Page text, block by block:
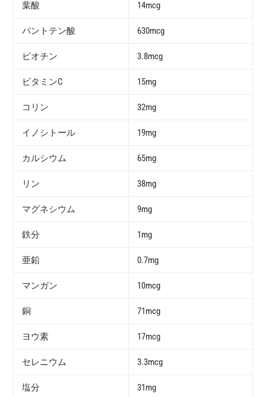
葉酸 14mcg
パントテン酸 630mcg
ビオチン 3.8mcg
ビタミンC 15mg
コリン 32mg
イノシトール 19mg
カルシウム 65mg
リン 38mg
マグネシウム 9mg
鉄分 1mg
亜鉛 0.7mg
マンガン 10mcg
銅 71mcg
ヨウ素 17mcg
セレニウム 3.3mcg
塩分 31mg